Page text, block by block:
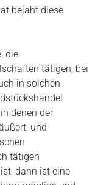
bejaht diese
die
tätigen, bei
in solchen
denen der
und
tätigen
dann ist eine